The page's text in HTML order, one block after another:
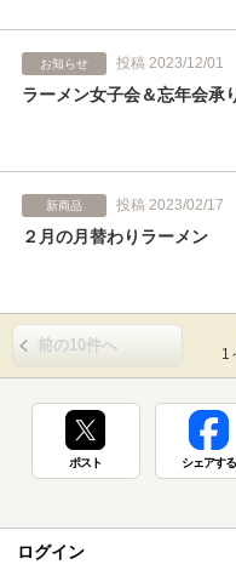
お知らせ 投稿 2023/12/01
ラーメン女子会＆忘年会承
新商品 投稿 2023/02/17
２月の月替わりラーメン
前の10件へ
1
ポスト シェアする
ログイン